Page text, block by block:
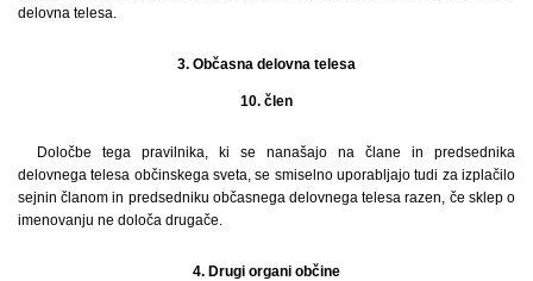
delovna telesa.
3. Občasna delovna telesa
10. člen
Določbe tega pravilnika, ki se nanašajo na člane in predsednika
delovnega telesa občinskega sveta, se smiselno uporabljajo tudi za izplačilo
sejnin članom in predsedniku občasnega delovnega telesa razen, če sklep o
imenovanju ne določa drugače.
4. Drugi organi občine